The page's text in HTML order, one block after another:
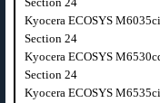
Kyocera ECOSYS
Section 24
Kyocera ECOSYS
Section 24
Kyocera ECOSYS